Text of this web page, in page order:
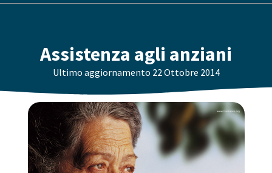
Assistenza agli anziani
Ultimo aggiornamento 22 Ottobre 2014